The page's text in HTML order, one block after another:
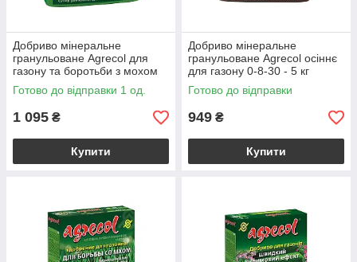
Добриво мінеральне
гранульоване Agrecol для
газону та боротьби з мохом
15-0-0 - 5 кг
Готово до відправки 1 од.
1 095 ₴
Купити
Добриво мінеральне
гранульоване Agrecol осіннє
для газону 0-8-30 - 5 кг
Готово до відправки
949 ₴
Купити